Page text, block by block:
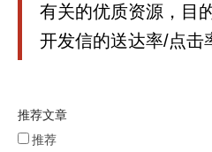
有关的优质资源，目
开发信的送达率/点击
推荐文章
推荐